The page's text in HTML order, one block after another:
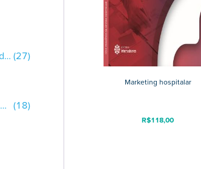
Sociedade & cultura: generalidades (27)
Saúde pública e medicina preventiva (18)
Marketing hospitalar
R$118,00